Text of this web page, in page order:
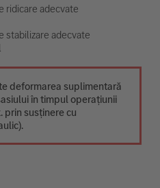
ridicare adecvate
stabilizare adecvate
deformarea suplimentară
în timpul operațiunii
prin susținere cu